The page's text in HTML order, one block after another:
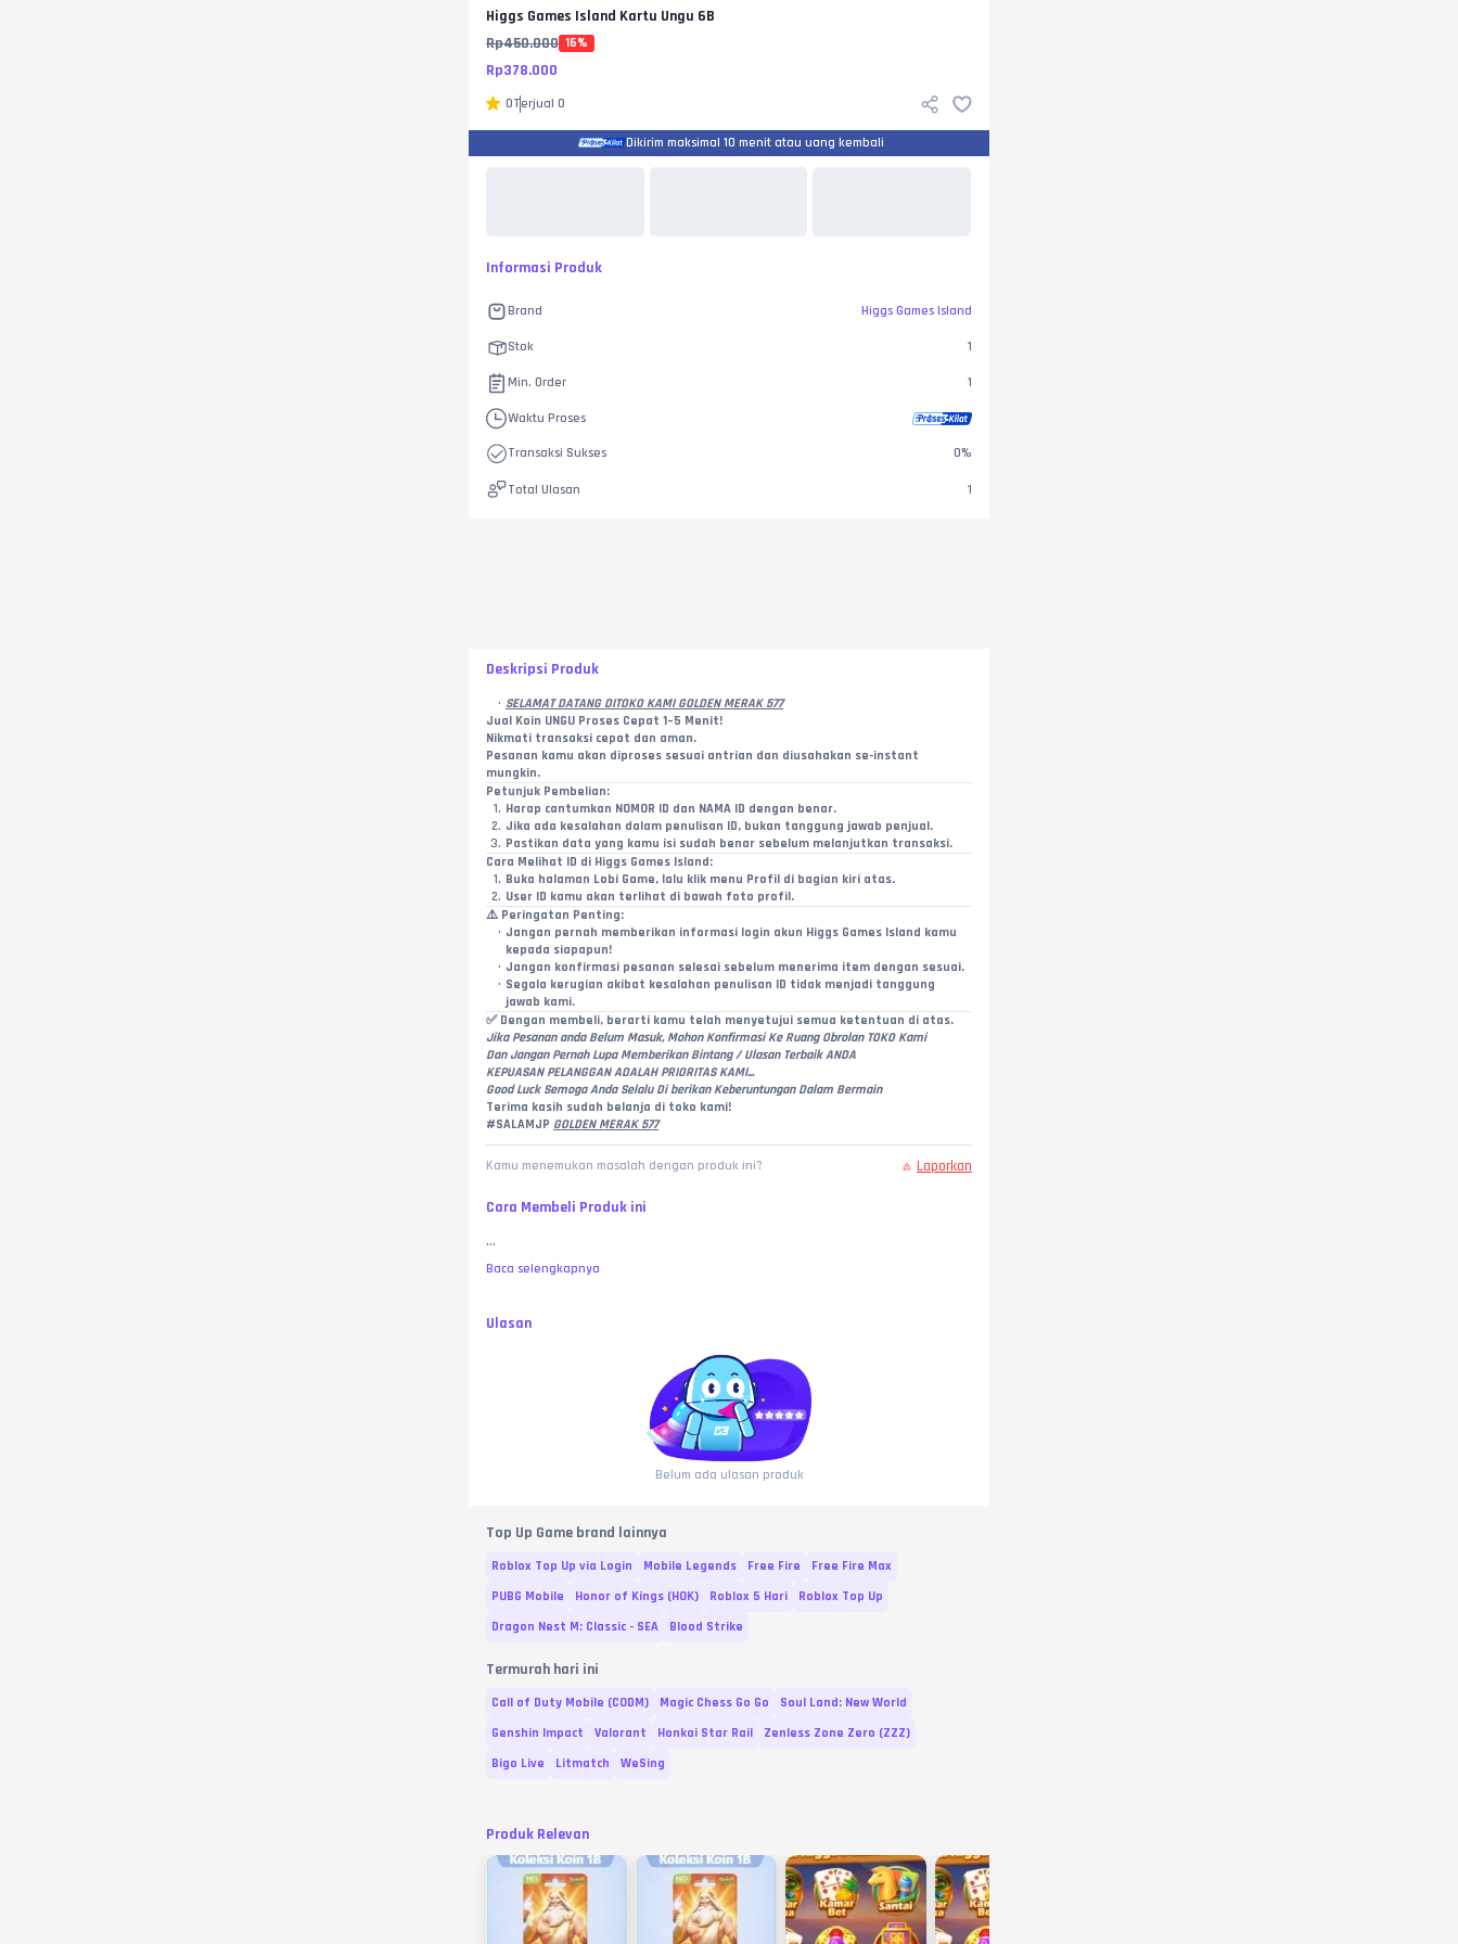
Higgs Games Island Kartu Ungu 6B
Rp450.000 16%
Rp378.000
0Terjual 0
Dikirim maksimal 10 menit atau uang kembali
Informasi Produk
Brand Higgs Games Island
Stok 1
Min. Order 1
Waktu Proses
Transaksi Sukses 0%
Total Ulasan 1
Deskripsi Produk
SELAMAT DATANG DITOKO KAMI GOLDEN MERAK 577
Jual Koin UNGU Proses Cepat 1–5 Menit!
Nikmati transaksi cepat dan aman.
Pesanan kamu akan diproses sesuai antrian dan diusahakan se-instant
mungkin.
Petunjuk Pembelian:
Harap cantumkan NOMOR ID dan NAMA ID dengan benar.
Jika ada kesalahan dalam penulisan ID, bukan tanggung jawab penjual.
Pastikan data yang kamu isi sudah benar sebelum melanjutkan transaksi.
Cara Melihat ID di Higgs Games Island:
Buka halaman Lobi Game, lalu klik menu Profil di bagian kiri atas.
User ID kamu akan terlihat di bawah foto profil.
⚠️ Peringatan Penting:
Jangan pernah memberikan informasi login akun Higgs Games Island kamu
kepada siapapun!
Jangan konfirmasi pesanan selesai sebelum menerima item dengan sesuai.
Segala kerugian akibat kesalahan penulisan ID tidak menjadi tanggung
jawab kami.
✅ Dengan membeli, berarti kamu telah menyetujui semua ketentuan di atas.
Jika Pesanan anda Belum Masuk, Mohon Konfirmasi Ke Ruang Obrolan TOKO Kami
Dan Jangan Pernah Lupa Memberikan Bintang / Ulasan Terbaik ANDA
KEPUASAN PELANGGAN ADALAH PRIORITAS KAMI...
Good Luck Semoga Anda Selalu Di berikan Keberuntungan Dalam Bermain
Terima kasih sudah belanja di toko kami!
#SALAMJP GOLDEN MERAK 577
Kamu menemukan masalah dengan produk ini? Laporkan
Cara Membeli Produk ini
...
Baca selengkapnya
Ulasan
Belum ada ulasan produk
Top Up Game brand lainnya
Roblox Top Up via Login Mobile Legends Free Fire
Free Fire Max
PUBG Mobile
Honor of Kings (HOK) Roblox 5 Hari
Roblox Top Up
Dragon Nest M: Classic - SEA
Blood Strike
Termurah hari ini
Call of Duty Mobile (CODM) Magic Chess Go Go
Soul Land: New World
Genshin Impact
Valorant Honkai Star Rail
Zenless Zone Zero (ZZZ)
Bigo Live
Litmatch WeSing
Produk Relevan